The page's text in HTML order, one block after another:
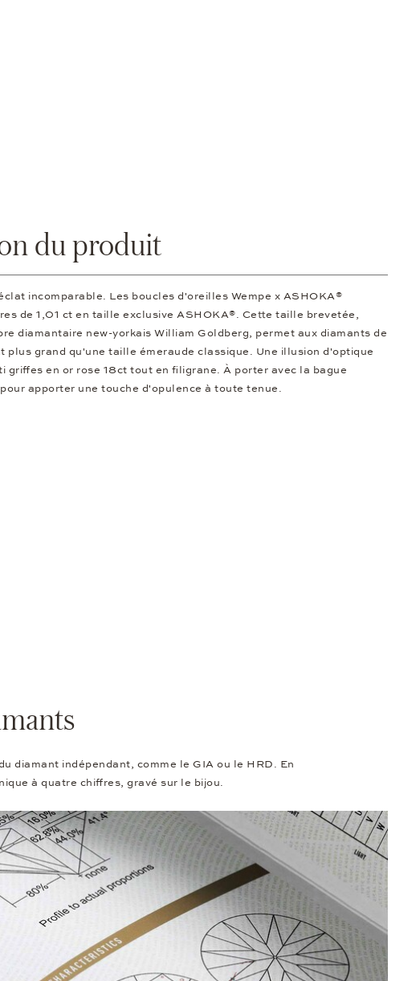
du produit
incomparable. Les boucles d'oreilles Wempe x ASHOKA®
de 1,01 ct en taille exclusive ASHOKA®. Cette taille brevetée,
diamantaire new-yorkais William Goldberg, permet aux diamants de
plus grand qu'une taille émeraude classique. Une illusion d'optique
griffes en or rose 18ct tout en filigrane. À porter avec la bague
apporter une touche d'opulence à toute tenue.
diamant indépendant, comme le GIA ou le HRD. En
à quatre chiffres, gravé sur le bijou.